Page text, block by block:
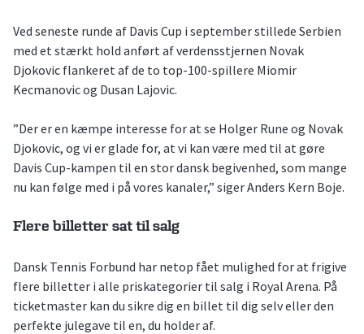
Ved seneste runde af Davis Cup i september stillede Serbien
med et stærkt hold anført af verdensstjernen Novak
Djokovic flankeret af de to top-100-spillere Miomir
Kecmanovic og Dusan Lajovic.
”Der er en kæmpe interesse for at se Holger Rune og Novak
Djokovic, og vi er glade for, at vi kan være med til at gøre
Davis Cup-kampen til en stor dansk begivenhed, som mange
nu kan følge med i på vores kanaler,” siger Anders Kern Boje.
Flere billetter sat til salg
Dansk Tennis Forbund har netop fået mulighed for at frigive
flere billetter i alle priskategorier til salg i Royal Arena. På
ticketmaster kan du sikre dig en billet til dig selv eller den
perfekte julegave til en, du holder af.